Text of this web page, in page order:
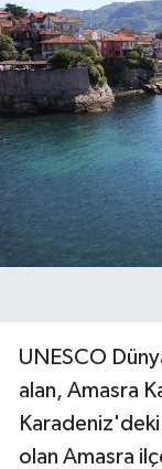
UNESCO
alan, Amasra
olan Amasra